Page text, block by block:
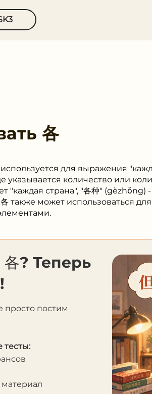
各
для выражения
указывается количество или
"каждая страна", "各种" (gèzhǒng)
также может использоваться
? Теперь
просто постим
тесты:
материал